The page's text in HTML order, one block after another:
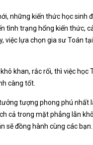
những kiến thức học
trạng hổng kiến thức,
lựa chọn gia sư Toán
khan, rắc rối, thì việc học
càng tốt.
tượng phong phú nhất
cả trong mặt phẳng lẫn
sẽ đồng hành cùng các bạn.